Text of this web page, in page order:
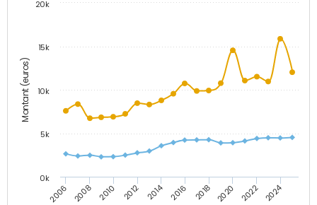
Montant (euros)
2006 2008 2010 2012 2014 2016 2018 2020 2022 2024
0k
5k
10k
15k
20k